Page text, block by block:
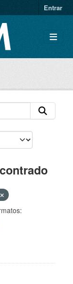
Entrar